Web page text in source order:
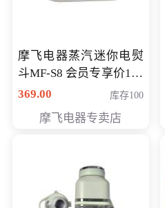
摩飞电器蒸汽迷你电熨
斗MF-S8 会员专享价168
元
369.00 库存100
摩飞电器专卖店